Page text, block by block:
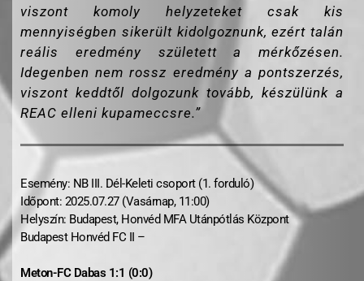
viszont komoly helyzeteket csak kis
mennyiségben sikerült kidolgoznunk, ezért talán
reális eredmény született a mérkőzésen.
Idegenben nem rossz eredmény a pontszerzés,
viszont keddtől dolgozunk tovább, készülünk a
REAC elleni kupameccsre.”
Esemény: NB III. Dél-Keleti csoport (1. forduló)
Időpont: 2025.07.27 (Vasárnap, 11:00)
Helyszín: Budapest, Honvéd MFA Utánpótlás Központ
Budapest Honvéd FC II –
Meton-FC Dabas 1:1 (0:0)